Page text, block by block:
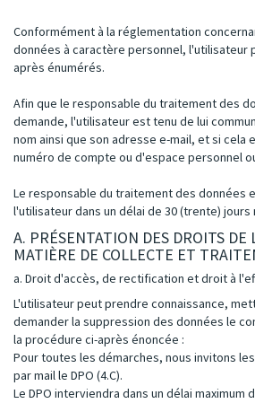
Conformément à la réglementation
données à caractère personnel, l'utilisateur
après énumérés.
Afin que le responsable du traitement des
demande, l'utilisateur est tenu de lui
nom ainsi que son adresse e-mail, et si cela
numéro de compte ou d'espace personnel
Le responsable du traitement des données
l'utilisateur dans un délai de 30 (trente) jours
A. PRÉSENTATION DES DROITS
MATIÈRE DE COLLECTE ET
a. Droit d'accès, de rectification et droit à
L'utilisateur peut prendre connaissance,
demander la suppression des données le
la procédure ci-après énoncée :
Pour toutes les démarches, nous invitons
par mail le DPO (4.C).
Le DPO interviendra dans un délai maximum